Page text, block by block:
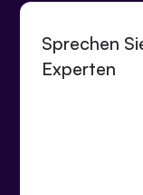
Sprechen
Experten